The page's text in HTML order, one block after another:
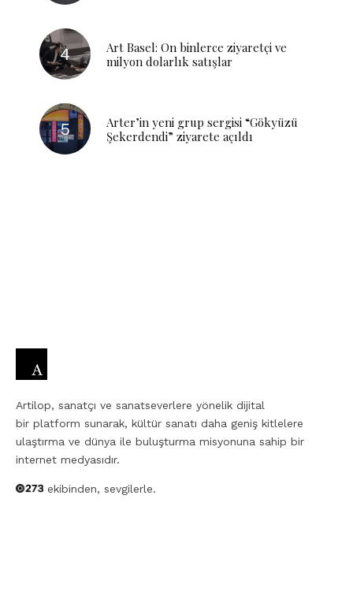
Art Basel: On binlerce ziyaretçi ve
milyon dolarlık satışlar
Arter’in yeni grup sergisi “Gökyüzü
Şekerdendi” ziyarete açıldı
Artilop, sanatçı ve sanatseverlere yönelik dijital
bir platform sunarak, kültür sanatı daha geniş kitlelere
ulaştırma ve dünya ile buluşturma misyonuna sahip bir
internet medyasıdır.
ekibinden, sevgilerle.